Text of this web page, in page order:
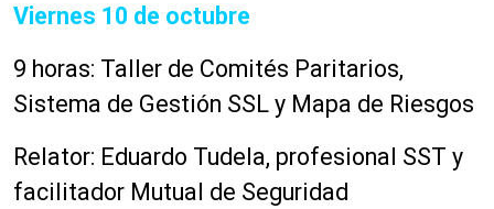
Viernes 10 de octubre
9 horas: Taller de Comités Paritarios,
Sistema de Gestión SSL y Mapa de Riesgos
Relator: Eduardo Tudela, profesional SST y
facilitador Mutual de Seguridad